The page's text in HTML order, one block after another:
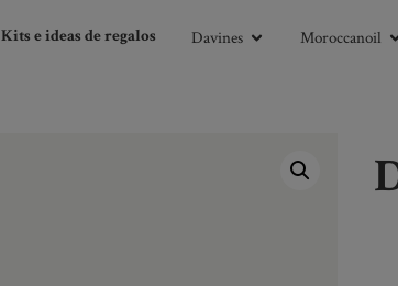
Kits e ideas de regalos Davines Moroccanoil